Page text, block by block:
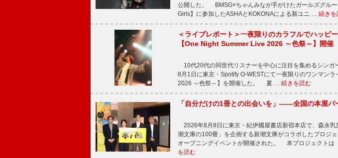
公開した。 BMSG×ちゃんみなが手がけたガールズグル
Girls】に参加したASHAとKOKONAによる新ユニ … 続きを
＜ライブレポート＞一夜限りのカラフルでハッピ
【One Night Summer Live 2026 ～色祭～】開催
10代20代の同世代リスナーを中心に注目を集めるシンガ
8月1日に東京・Spotify O-WESTにて一夜限りのワンマン
2026 ～色祭～】を開催した。 夏 … 続きを読む
「自分だけの1冊との出会いを」――全国の本屋パ
2026年8月8日に東京・紀伊國屋書店新宿本店で、森永乳
潮文庫の100冊」を企画する新潮文庫がコラボしたプロジ
オープニングイベントが開催された。 本プロジェクトは
を読む